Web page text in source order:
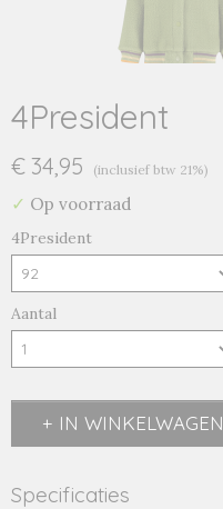
4President
€ 34,95 (inclusief btw 21%)
✓ Op voorraad
4President
Aantal
IN WINKELWAGEN
Specificaties